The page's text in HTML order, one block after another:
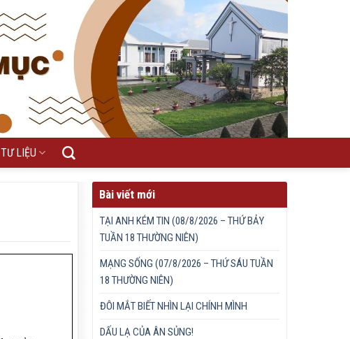
TƯ LIỆU
Bài viết mới
TẠI ANH KÉM TIN (08/8/2026 – THỨ BẢY
TUẦN 18 THƯỜNG NIÊN)
MẠNG SỐNG (07/8/2026 – THỨ SÁU TUẦN
18 THƯỜNG NIÊN)
ĐÔI MẮT BIẾT NHÌN LẠI CHÍNH MÌNH
DẤU LẠ CỦA ÂN SỦNG!